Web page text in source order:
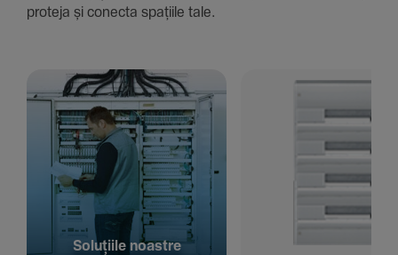
proteja și conecta spațiile tale.
Solu­țiile noastre